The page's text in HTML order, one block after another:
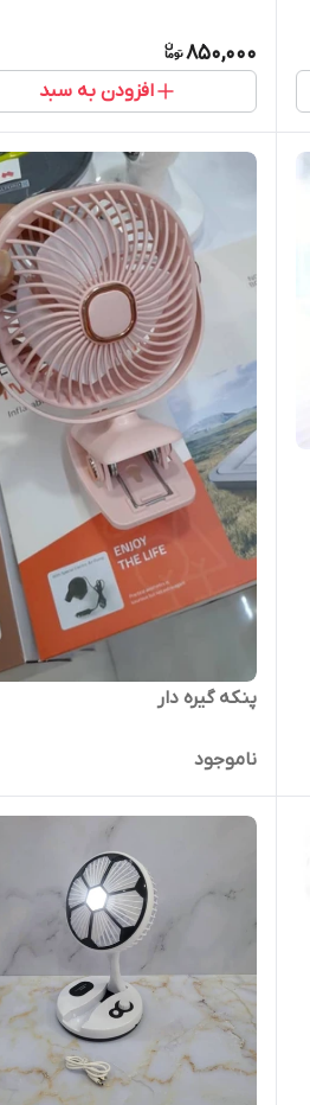
850,000
افزودن به سبد
پنکه گیره دار
ناموجود